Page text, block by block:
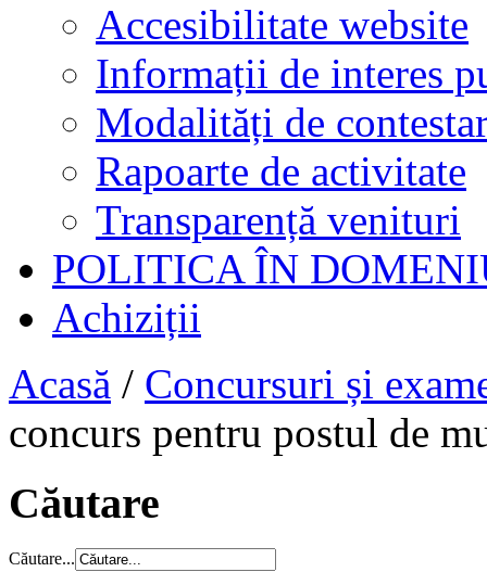
Accesibilitate website
Informații de interes
Modalități de
Rapoarte de activitate
Transparență venituri
POLITICA ÎN
Achiziții
Acasă / Concursuri și
concurs pentru postul de
Căutare
Căutare...